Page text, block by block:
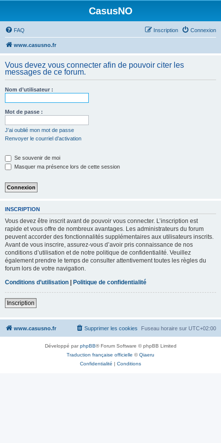
CasusNO
FAQ Connexion
Inscription
www.casusno.fr
Vous devez vous connecter afin de pouvoir citer les
messages de ce forum.
Nom d’utilisateur :
Mot de passe :
J’ai oublié mon mot de passe
Renvoyer le courriel d’activation
Se souvenir de moi
Masquer ma présence lors de cette session
INSCRIPTION
Vous devez être inscrit avant de pouvoir vous connecter. L’inscription est
rapide et vous offre de nombreux avantages. Les administrateurs du forum
peuvent accorder des fonctionnalités supplémentaires aux utilisateurs inscrits.
Avant de vous inscrire, assurez-vous d’avoir pris connaissance de nos
conditions d’utilisation et de notre politique de confidentialité. Veuillez
également prendre le temps de consulter attentivement toutes les règles du
forum lors de votre navigation.
Conditions d’utilisation | Politique de confidentialité
Inscription
www.casusno.fr Fuseau horaire sur UTC+02:00
Supprimer les cookies
Développé parphpBB® Forum Software © phpBB Limited
Traduction française officielle ©Qiaeru
Confidentialité | Conditions